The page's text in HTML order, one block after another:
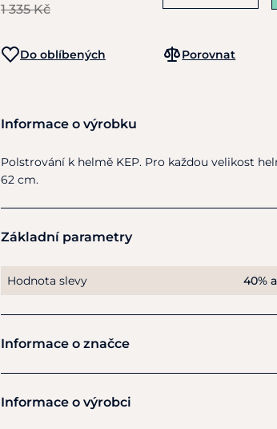
1 335 Kč
Do oblíbených Porovnat
Informace o výrobku
Polstrování k helmě KEP. Pro každou velikost
62 cm.
Základní parametry
Hodnota slevy 40%
Informace o značce
KEP
Informace o výrobci